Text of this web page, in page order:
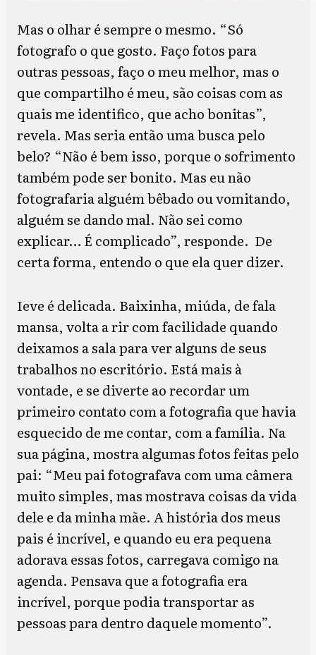
Mas o olhar é sempre o mesmo. “Só
fotografo o que gosto. Faço fotos para
outras pessoas, faço o meu melhor, mas o
que compartilho é meu, são coisas com as
quais me identifico, que acho bonitas”,
revela. Mas seria então uma busca pelo
belo? “Não é bem isso, porque o sofrimento
também pode ser bonito. Mas eu não
fotografaria alguém bêbado ou vomitando,
alguém se dando mal. Não sei como
explicar… É complicado”, responde. De
certa forma, entendo o que ela quer dizer.
Ieve é delicada. Baixinha, miúda, de fala
mansa, volta a rir com facilidade quando
deixamos a sala para ver alguns de seus
trabalhos no escritório. Está mais à
vontade, e se diverte ao recordar um
primeiro contato com a fotografia que havia
esquecido de me contar, com a família. Na
sua página, mostra algumas fotos feitas pelo
pai: “Meu pai fotografava com uma câmera
muito simples, mas mostrava coisas da vida
dele e da minha mãe. A história dos meus
pais é incrível, e quando eu era pequena
adorava essas fotos, carregava comigo na
agenda. Pensava que a fotografia era
incrível, porque podia transportar as
pessoas para dentro daquele momento”.